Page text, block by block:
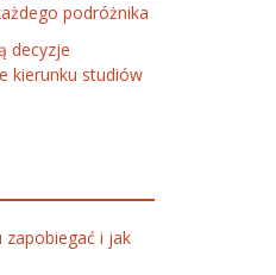
podróżnika
decyzje
kierunku studiów
i jak